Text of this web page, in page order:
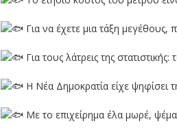
Για να έχετε μια τάξη μεγέθους,
Για τους λάτρεις της
Η Νέα Δημοκρατία είχε ψηφίσει
Με το επιχείρημα έλα μωρέ,